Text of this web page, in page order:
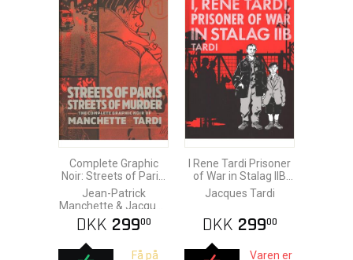
Complete Graphic
Noir: Streets of Paris,
Streets of Murder vol.
1 HC
Jean-Patrick
Manchette & Jacques
Tardi
DKK 29900
Få på
I Rene Tardi Prisoner
of War in Stalag IIB
vol. 1 HC
Jacques Tardi
DKK 29900
Varen er